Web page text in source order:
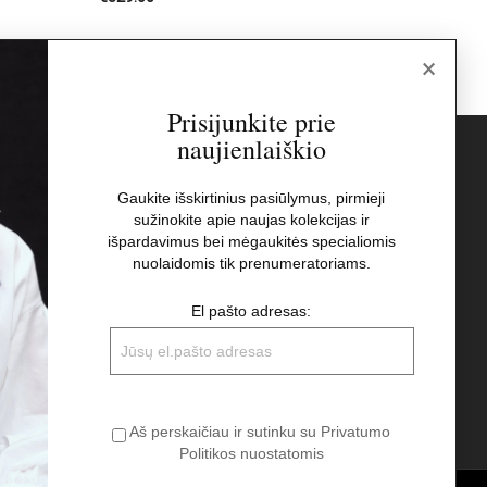
El pašto adresas:
Aš perskaičiau ir sutinku su Privatumo
Politikos nuostatomis
×
Prisijunkite prie
naujienlaiškio
Gaukite išskirtinius pasiūlymus, pirmieji
sužinokite apie naujas kolekcijas ir
išpardavimus bei mėgaukitės specialiomis
nuolaidomis tik prenumeratoriams.
El pašto adresas:
Aš perskaičiau ir sutinku su Privatumo
Politikos nuostatomis